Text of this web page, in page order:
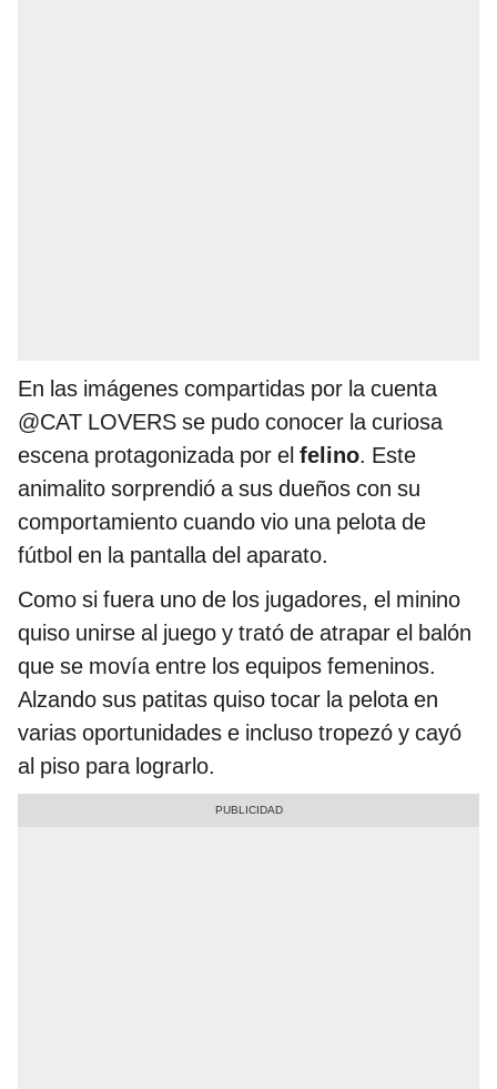
En las imágenes compartidas por la cuenta
@CAT LOVERS se pudo conocer la curiosa
escena protagonizada por el felino. Este
animalito sorprendió a sus dueños con su
comportamiento cuando vio una pelota de
fútbol en la pantalla del aparato.
Como si fuera uno de los jugadores, el minino
quiso unirse al juego y trató de atrapar el balón
que se movía entre los equipos femeninos.
Alzando sus patitas quiso tocar la pelota en
varias oportunidades e incluso tropezó y cayó
al piso para lograrlo.